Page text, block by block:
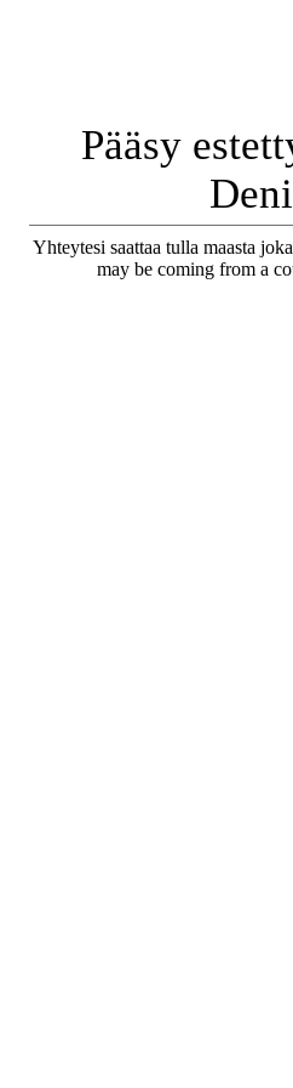
Pääsy
Yhteytesi saattaa tulla maasta
may be coming from a